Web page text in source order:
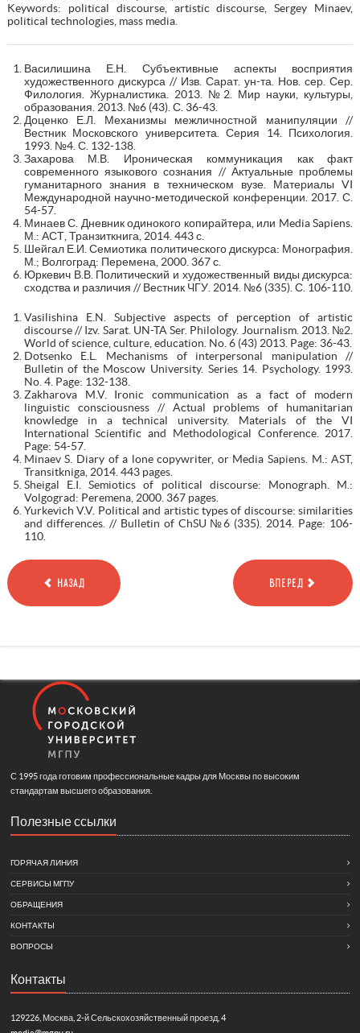
Keywords: political discourse, artistic discourse, Sergey Minaev,
political technologies, mass media.
Василишина Е.Н. Субъективные аспекты восприятия
художественного дискурса // Изв. Сарат. ун-та. Нов. сер. Сер.
Филология. Журналистика. 2013. №2. Мир науки, культуры,
образования. 2013. №6 (43). С. 36-43.
Доценко Е.Л. Механизмы межличностной манипуляции //
Вестник Московского университета. Серия 14. Психология.
1993. №4. С. 132-138.
Захарова М.В. Ироническая коммуникация как факт
современного языкового сознания // Актуальные проблемы
гуманитарного знания в техническом вузе. Материалы VI
Международной научно-методической конференции. 2017. С.
54-57.
Минаев С. Дневник одинокого копирайтера, или Media Sapiens.
М.: АСТ, Транзиткнига, 2014. 443 с.
Шейгал Е.И. Семиотика политического дискурса: Монография.
М.; Волгоград: Перемена, 2000. 367 с.
Юркевич В.В. Политический и художественный виды дискурса:
сходства и различия // Вестник ЧГУ. 2014. №6 (335). С. 106-110.
Vasilishina E.N. Subjective aspects of perception of artistic
discourse // Izv. Sarat. UN-TA Ser. Philology. Journalism. 2013. №2.
World of science, culture, education. No. 6 (43) 2013. Page: 36-43.
Dotsenko E.L. Mechanisms of interpersonal manipulation //
Bulletin of the Moscow University. Series 14. Psychology. 1993.
No. 4. Page: 132-138.
Zakharova M.V. Ironic communication as a fact of modern
linguistic consciousness // Actual problems of humanitarian
knowledge in a technical university. Materials of the VI
International Scientific and Methodological Conference. 2017.
Page: 54-57.
Minaev S. Diary of a lone copywriter, or Media Sapiens. M.: AST,
Transitkniga, 2014. 443 pages.
Sheigal E.I. Semiotics of political discourse: Monograph. M.:
Volgograd: Peremena, 2000. 367 pages.
Yurkevich V.V. Political and artistic types of discourse: similarities
and differences. // Bulletin of ChSU №6 (335). 2014. Page: 106-
110.
НАЗАД ВПЕРЕД
С 1995 года готовим профессиональные кадры для Москвы по высоким
стандартам высшего образования.
Полезные ссылки
ГОРЯЧАЯ ЛИНИЯ
СЕРВИСЫ МГПУ
ОБРАЩЕНИЯ
КОНТАКТЫ
ВОПРОСЫ
Контакты
129226, Москва, 2-й Сельскохозяйственный проезд, 4